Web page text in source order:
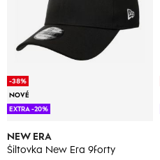
NEW ERA
Šiltovka New Era 9forty
-38%
NOVÉ
EXTRA -20%